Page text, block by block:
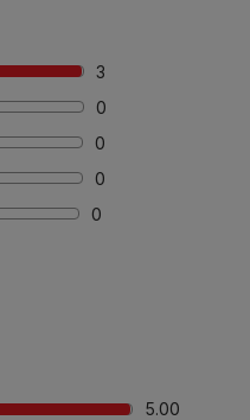
3
0
0
0
0
5.00